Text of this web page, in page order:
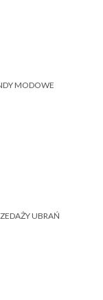
MODOWE
UBRAŃ